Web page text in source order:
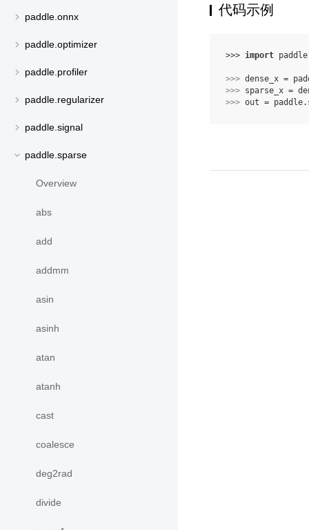
paddle.onnx
paddle.optimizer
paddle.profiler
paddle.regularizer
paddle.signal
paddle.sparse
Overview
abs
add
addmm
asin
asinh
atan
atanh
cast
coalesce
deg2rad
divide
代码示例
>>> import paddle
>>> dense_x =
>>> sparse_x =
>>> out = paddle.